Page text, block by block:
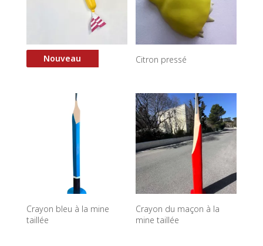
Nouveau
Caramel fondu Citron pressé
Crayon bleu à la mine
taillée
Crayon du maçon à la
mine taillée